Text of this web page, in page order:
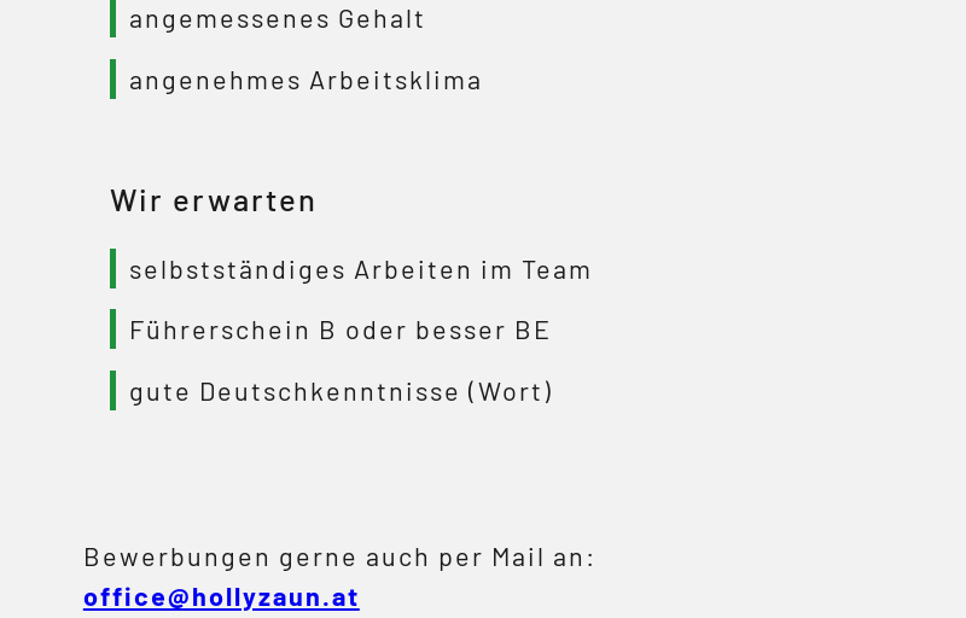
angemessenes Gehalt
angenehmes Arbeitsklima
Wir erwarten
selbstständiges Arbeiten im Team
Führerschein B oder besser BE
gute Deutschkenntnisse (Wort)
Bewerbungen gerne auch per Mail an:
office@hollyzaun.at